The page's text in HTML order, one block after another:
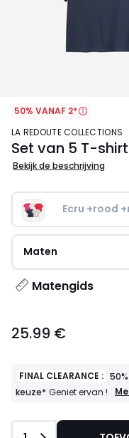
50% VANAF 2*
LA REDOUTE COLLECTIONS
Set van 5 T-
Bekijk de beschrijving
Ecru +rood
Maten
Matengids
€.
25.99 €
FINAL CLEARANCE :
keuze* Geniet ervan !